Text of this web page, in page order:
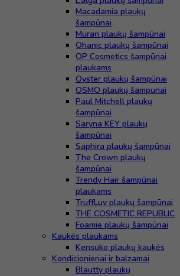
Macadamia plaukų
šampūnai
Muran plaukų šampūnai
Ohanic plaukų šampūnai
OP Cosmetics šampūnai
plaukams
Oyster plaukų šampūnai
OSMO plaukų šampunai
Paul Mitchell plaukų
šampūnai
Saryna KEY plaukų
šampūnai
Saphira plaukų šampūnai
The Crown plaukų
šampūnai
Trendy Hair šampūnai
plaukams
TruffLuv plaukų šampūnai
THE COSMETIC REPUBLIC
Foamie plaukų šampūnai
Kaukės plaukams
Kensuko plaukų kaukės
Kondicionieriai ir balzamai
Blautty plaukų